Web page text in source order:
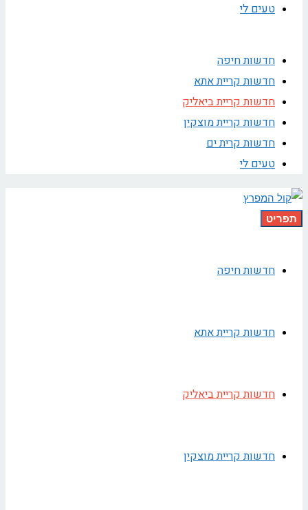
טעים לי
חדשות חיפה
חדשות קריית אתא
חדשות קריית ביאליק
חדשות קריית מוצקין
חדשות קרית ים
טעים לי
תפריט
חדשות חיפה
חדשות קריית אתא
חדשות קריית ביאליק
חדשות קריית מוצקין